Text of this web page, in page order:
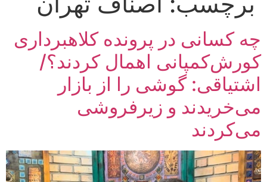
چه کسانی در پرونده کلاهبرداری
کورش‌کمپانی اهمال کردند؟/
اشتیاقی: گوشی را از بازار
می‌خریدند و زیرفروشی
می‌کردند